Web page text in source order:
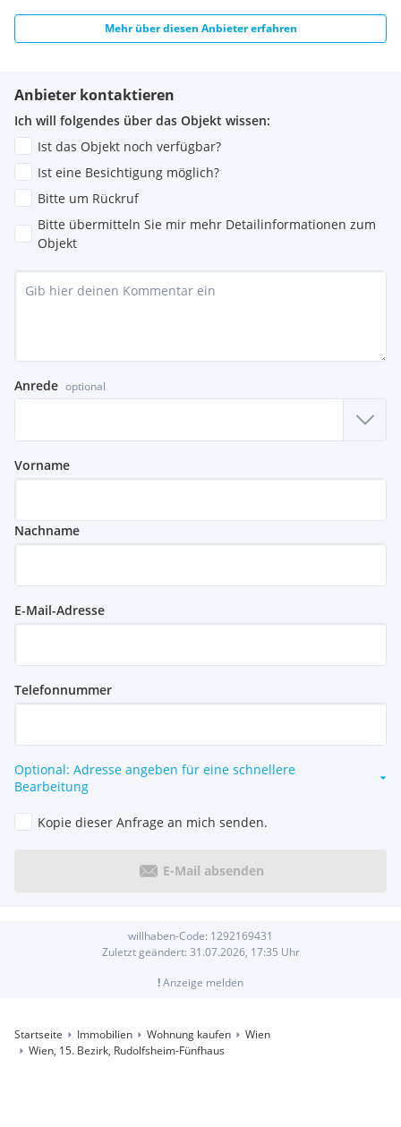
Mehr über diesen Anbieter erfahren
Anbieter kontaktieren
Ich will folgendes über das Objekt wissen:
Ist das Objekt noch verfügbar?
Ist eine Besichtigung möglich?
Bitte um Rückruf
Bitte übermitteln Sie mir mehr Detailinformationen zum
Objekt
Anrede optional
Vorname
Nachname
E-Mail-Adresse
Telefonnummer
Optional: Adresse angeben für eine schnellere
Bearbeitung
Kopie dieser Anfrage an mich senden.
E-Mail absenden
willhaben-Code: 1292169431
Zuletzt geändert: 31.07.2026, 17:35 Uhr
!Anzeige melden
Startseite Immobilien Wohnung kaufen
Wien
Wien, 15. Bezirk, Rudolfsheim-Fünfhaus